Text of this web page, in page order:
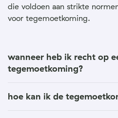
die voldoen aan strikte
voor tegemoetkoming.
wanneer heb ik recht op
tegemoetkoming?
hoe kan ik de